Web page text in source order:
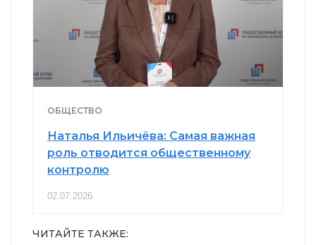
ОБЩЕСТВО
Наталья Ильичёва: Самая важная
роль отводится общественному
контролю
02.07.2026
ЧИТАЙТЕ ТАКЖЕ: